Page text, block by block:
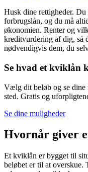
Husk dine rettigheder. Du
forbrugslån, og du må
økonomien. Renter og
kreditvurdering af dig, så
nødvendigvis dem, du
Se hvad et kviklån
Vælg dit beløb og se dine
sted. Gratis og
Se dine muligheder
Hvornår giver
Et kviklån er bygget til
beløbet er til at overskue.